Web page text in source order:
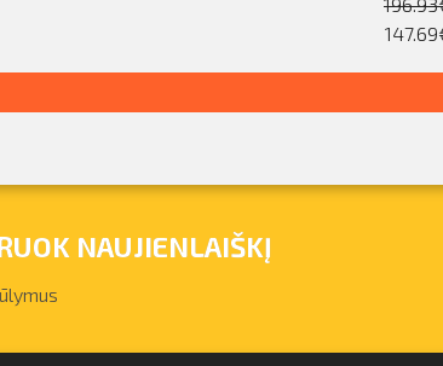
NAUJIENLAIŠKĮ